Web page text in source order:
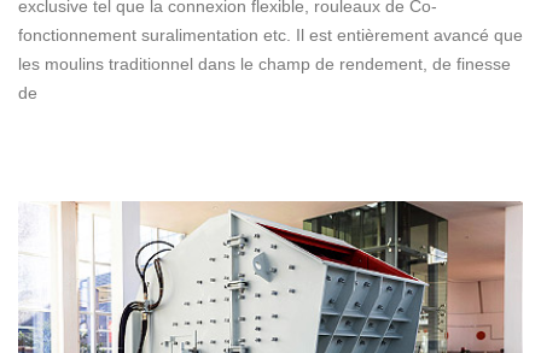
exclusive tel que la connexion flexible, rouleaux de Co-
fonctionnement suralimentation etc. Il est entièrement avancé que
les moulins traditionnel dans le champ de rendement, de finesse
de